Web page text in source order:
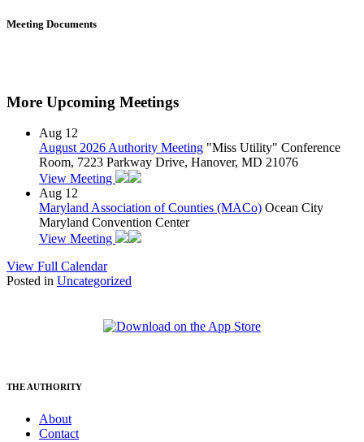
Meeting Documents
More Upcoming Meetings
Aug 12
August 2026 Authority Meeting "Miss Utility" Conference
Room, 7223 Parkway Drive, Hanover, MD 21076
View Meeting
Aug 12
Maryland Association of Counties (MACo) Ocean City
Maryland Convention Center
View Meeting
View Full Calendar
Posted in Uncategorized
THE AUTHORITY
About
Contact